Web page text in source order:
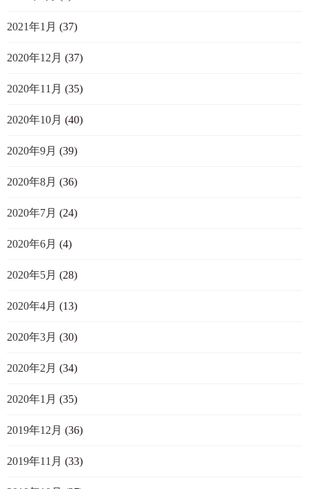
2021年1月 (37)
2020年12月 (37)
2020年11月 (35)
2020年10月 (40)
2020年9月 (39)
2020年8月 (36)
2020年7月 (24)
2020年6月 (4)
2020年5月 (28)
2020年4月 (13)
2020年3月 (30)
2020年2月 (34)
2020年1月 (35)
2019年12月 (36)
2019年11月 (33)